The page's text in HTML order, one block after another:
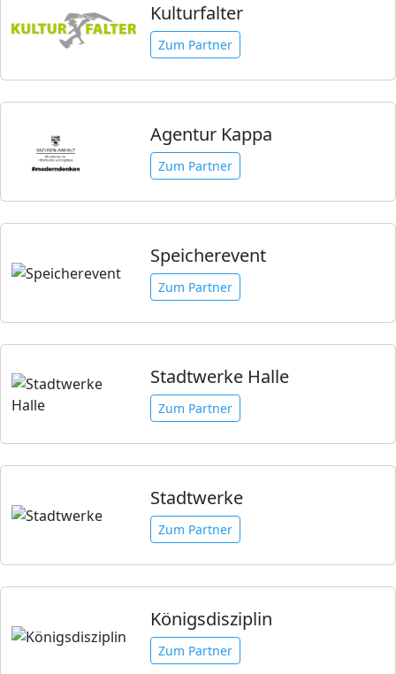
Kulturfalter
Zum Partner
Agentur Kappa
Zum Partner
Speicherevent
Zum Partner
Stadtwerke Halle
Zum Partner
Stadtwerke
Zum Partner
Königsdisziplin
Zum Partner